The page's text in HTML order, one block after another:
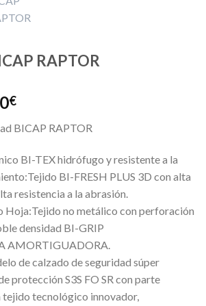
RAPTOR
€
BICAP RAPTOR
BI-TEX hidrófugo y resistente a la
BI-FRESH PLUS 3D con alta
resistencia a la abrasión.
Hoja:Tejido no metálico con perforación
densidad BI-GRIP
AMORTIGUADORA.
de calzado de seguridad súper
protección S3S FO SR con parte
tejido tecnológico innovador,